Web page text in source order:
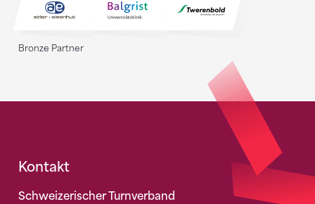
Bronze Partner
Fusszeile
Kontakt
Schweizerischer Turnverband